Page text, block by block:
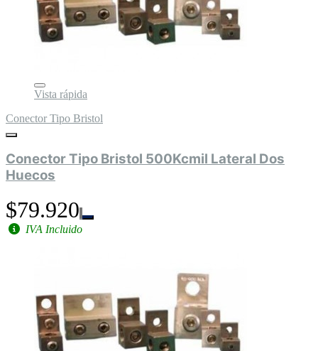
Vista rápida
Conector Tipo Bristol
Conector Tipo Bristol 500Kcmil Lateral Dos
Huecos
$79.920
IVA Incluido